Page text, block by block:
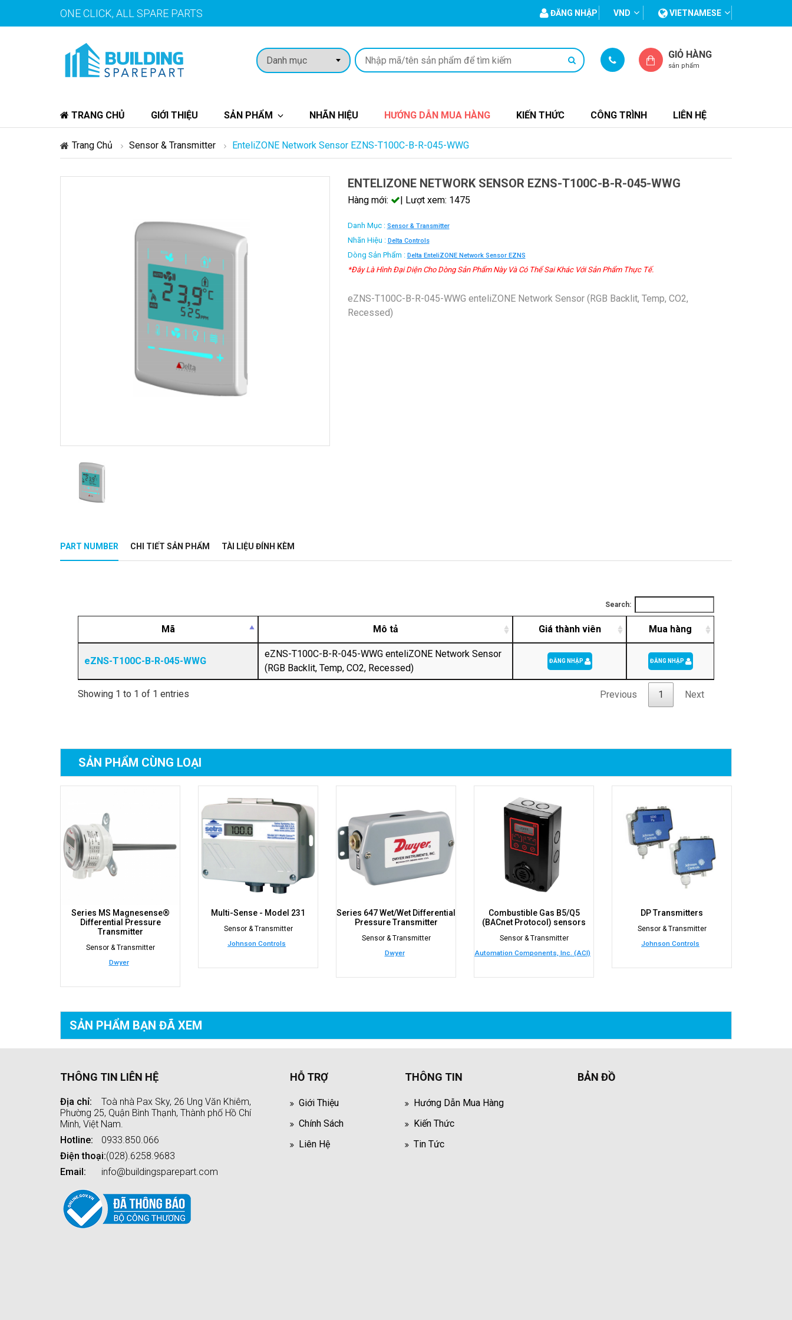
ONE CLICK, ALL SPARE PARTS ĐĂNG NHẬP VND VIETNAMESE
GIỎ HÀNG
sản phẩm
TRANG CHỦ GIỚI THIỆU SẢN PHẨM NHÃN HIỆU HƯỚNG DẪN MUA HÀNG KIẾN THỨC CÔNG TRÌNH LIÊN HỆ
Trang Chủ Sensor & Transmitter EnteliZONE Network Sensor EZNS-T100C-B-R-045-WWG
ENTELIZONE NETWORK SENSOR EZNS-T100C-B-R-045-WWG
Hàng mới: | Lượt xem: 1475
Danh Mục : Sensor & Transmitter
Nhãn Hiệu : Delta Controls
Dòng Sản Phẩm : Delta EnteliZONE Network Sensor EZNS
*Đây Là Hình Đại Diện Cho Dòng Sản Phẩm Này Và Có Thể Sai Khác Với Sản Phẩm Thực Tế.
eZNS-T100C-B-R-045-WWG enteliZONE Network Sensor (RGB Backlit, Temp, CO2,
Recessed)
PART NUMBER CHI TIẾT SẢN PHẨM TÀI LIỆU ĐÍNH KÈM
Search:
Mã Mô tả Giá thành viên Mua hàng
eZNS-T100C-B-R-045-WWG
eZNS-T100C-B-R-045-WWG enteliZONE Network Sensor
(RGB Backlit, Temp, CO2, Recessed)
ĐĂNG NHẬP ĐĂNG NHẬP
Showing 1 to 1 of 1 entries Previous 1 Next
SẢN PHẨM CÙNG LOẠI
Series MS Magnesense®
Differential Pressure
Transmitter
Sensor & Transmitter
Dwyer
Multi-Sense - Model 231
Sensor & Transmitter
Johnson Controls
Series 647 Wet/Wet Differential
Pressure Transmitter
Sensor & Transmitter
Dwyer
Combustible Gas B5/Q5
(BACnet Protocol) sensors
Sensor & Transmitter
Automation Components, Inc. (ACI)
DP Transmitters
Sensor & Transmitter
Johnson Controls
SẢN PHẨM BẠN ĐÃ XEM
THÔNG TIN LIÊN HỆ
Địa chỉ:
Toà nhà Pax Sky, 26 Ung Văn Khiêm,
Phường 25, Quận Bình Thạnh, Thành phố Hồ Chí
Minh, Việt Nam.
Hotline:
0933.850.066
Điện thoại:(028).6258.9683
Email:
info@buildingsparepart.com
HỖ TRỢ
Giới Thiệu
Chính Sách
Liên Hệ
THÔNG TIN
Hướng Dẫn Mua Hàng
Kiến Thức
Tin Tức
BẢN ĐỒ